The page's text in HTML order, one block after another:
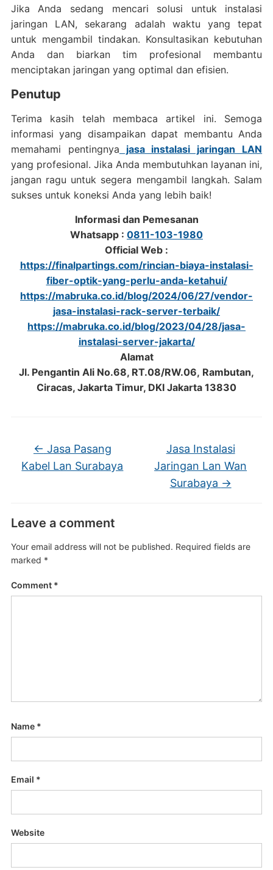
Jika Anda sedang mencari solusi untuk instalasi
jaringan LAN, sekarang adalah waktu yang tepat
untuk mengambil tindakan. Konsultasikan kebutuhan
Anda dan biarkan tim profesional membantu
menciptakan jaringan yang optimal dan efisien.
Penutup
Terima kasih telah membaca artikel ini. Semoga
informasi yang disampaikan dapat membantu Anda
memahami pentingnya jasa instalasi jaringan LAN
yang profesional. Jika Anda membutuhkan layanan ini,
jangan ragu untuk segera mengambil langkah. Salam
sukses untuk koneksi Anda yang lebih baik!
Informasi dan Pemesanan
Whatsapp : 0811-103-1980
Official Web :
https://finalpartings.com/rincian-biaya-instalasi-
fiber-optik-yang-perlu-anda-ketahui/
https://mabruka.co.id/blog/2024/06/27/vendor-
jasa-instalasi-rack-server-terbaik/
https://mabruka.co.id/blog/2023/04/28/jasa-
instalasi-server-jakarta/
Alamat
Jl. Pengantin Ali No.68, RT.08/RW.06, Rambutan,
Ciracas, Jakarta Timur, DKI Jakarta 13830
← Jasa Pasang
Kabel Lan Surabaya
Jasa Instalasi
Jaringan Lan Wan
Surabaya →
Leave a comment
Your email address will not be published. Required fields are
marked *
Comment *
Name *
Email *
Website